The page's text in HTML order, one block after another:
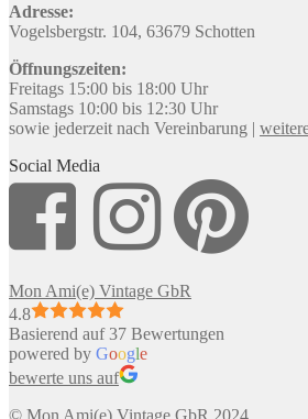
Adresse:
Vogelsbergstr. 104, 63679 Schotten
Öffnungszeiten:
Freitags 15:00 bis 18:00 Uhr
Samstags 10:00 bis 12:30 Uhr
sowie jederzeit nach Vereinbarung |
Social Media
Mon Ami(e) Vintage GbR
4.8
Basierend auf 37 Bewertungen
powered by Google
bewerte uns auf
© Mon Ami(e) Vintage GbR 2024